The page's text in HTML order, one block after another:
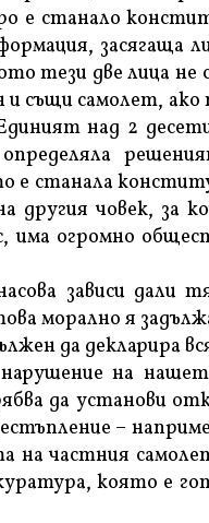
е станало
засягаща
тези две лица не
същи самолет,
над 2
е станала
другия човек, за
има огромно
зависи дали
морално я
да декларира
на
да установи
–
на частния
която е